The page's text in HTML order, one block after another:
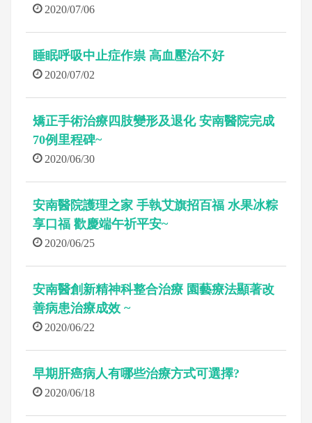
2020/07/06
睡眠呼吸中止症作祟 高血壓治不好
2020/07/02
矯正手術治療四肢變形及退化 安南醫院完成
70例里程碑~
2020/06/30
安南醫院護理之家 手執艾旗招百福 水果冰粽
享口福 歡慶端午祈平安~
2020/06/25
安南醫創新精神科整合治療 園藝療法顯著改
善病患治療成效 ~
2020/06/22
早期肝癌病人有哪些治療方式可選擇?
2020/06/18